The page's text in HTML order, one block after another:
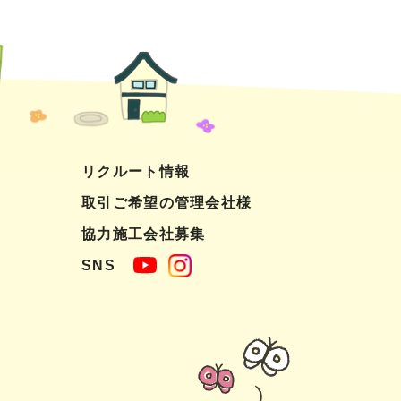
リクルート情報
取引ご希望の管理会社様
協力施工会社募集
SNS